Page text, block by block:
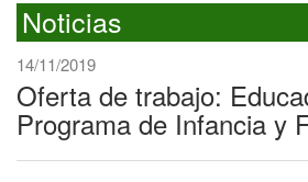
Noticias
14/11/2019
Oferta de trabajo:
Programa de Infancia y